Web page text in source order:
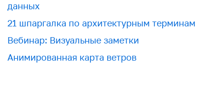
данных
21 шпаргалка по архитектурным терминам
Вебинар: Визуальные заметки
Анимированная карта ветров